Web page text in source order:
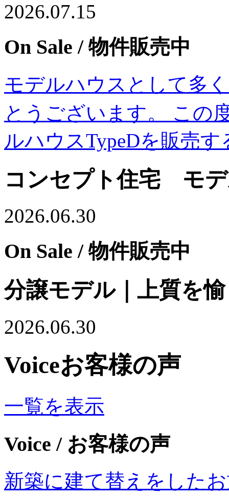
2026.07.15
On Sale / 物件販売中
モデルハウスとして多
とうございます。 この
ルハウスTypeDを販売
コンセプト住宅 モ
2026.06.30
On Sale / 物件販売中
分譲モデル｜上質を
2026.06.30
Voiceお客様の声
一覧を表示
Voice / お客様の声
新築に建て替えをした